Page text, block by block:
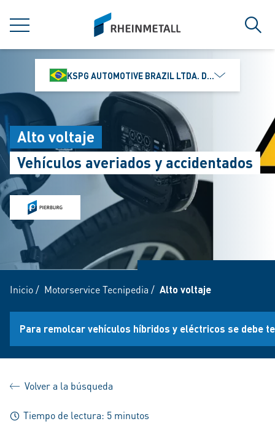
MENÚ
siteLogo
KSPG AUTOMOTIVE BRAZIL LTDA. DIVISÃO MS
Alto voltaje
Vehículos averiados y accidentados
Inicio/ Motorservice Tecnipedia / Alto voltaje
Para remolcar vehículos híbridos y eléctricos se debe
Volver a la búsqueda
Tiempo de lectura: 5 minutos